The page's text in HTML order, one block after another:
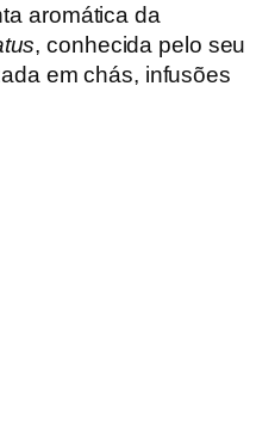
aromática da
, conhecida pelo seu
em chás, infusões